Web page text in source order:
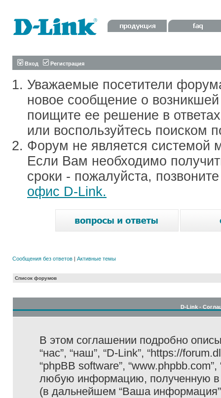
Вход Регистрация
Уважаемые посетители
новое сообщение о
поищите ее решение в
или воспользуйтесь поиском
Форум не является системой
Если Вам необходимо
сроки - пожалуйста,
офис D-Link.
Сообщения без ответов | Активные темы
Список форумов
D-Link -
В этом соглашении подробно
“нас”, “наш”, “D-Link”, “https://
“phpBB software”,
любую информацию, полученную в
(в дальнейшем “Ваша